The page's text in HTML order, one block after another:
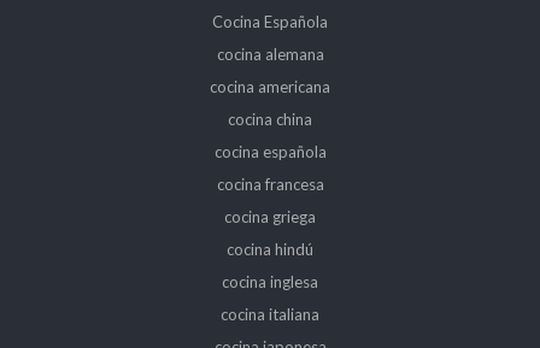
Cocina Española
cocina alemana
cocina americana
cocina china
cocina española
cocina francesa
cocina griega
cocina hindú
cocina inglesa
cocina italiana